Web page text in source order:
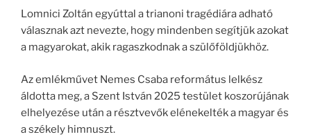
Lomnici Zoltán egyúttal a trianoni tragédiára adható
válasznak azt nevezte, hogy mindenben segítjük azokat
a magyarokat, akik ragaszkodnak a szülőföldjükhöz.
Az emlékművet Nemes Csaba református lelkész
áldotta meg, a Szent István 2025 testület koszorújának
elhelyezése után a résztvevők elénekelték a magyar és
a székely himnuszt.